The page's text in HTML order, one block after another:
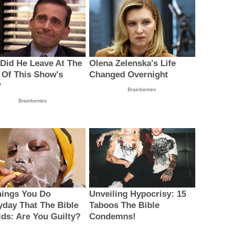
He Leave At The
Of This Show's
Brainberries
Olena Zelenska's Life
Changed Overnight
Brainberries
You Do
That The Bible
Are You Guilty?
Unveiling Hypocrisy: 15
Taboos The Bible
Condemns!